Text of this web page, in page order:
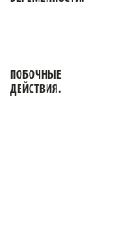
ПОБОЧНЫЕ
ДЕЙСТВИЯ.